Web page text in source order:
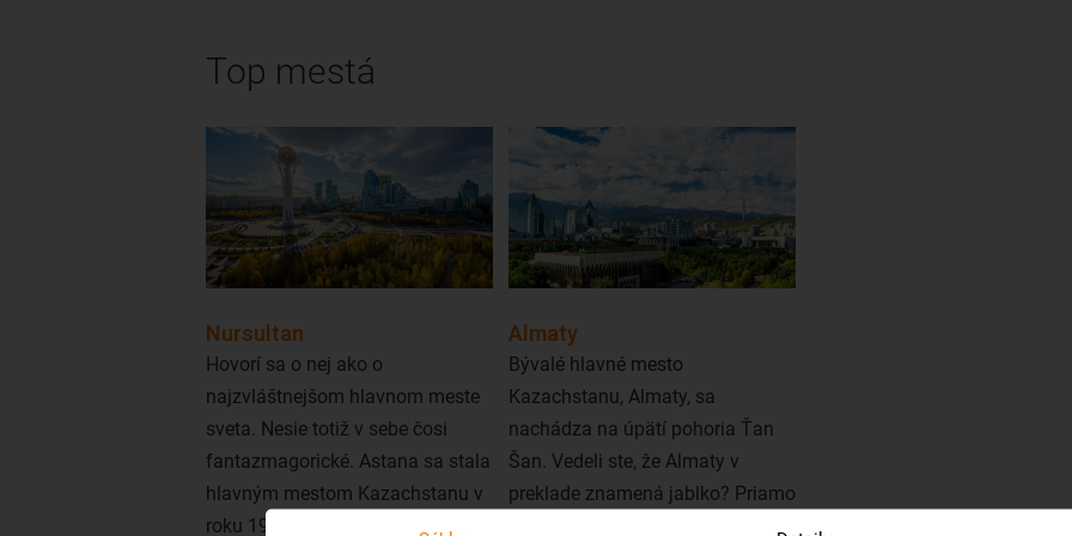
Top mestá
Nursultan
Hovorí sa o nej ako o
najzvláštnejšom hlavnom meste
sveta. Nesie totiž v sebe čosi
fantazmagorické. Astana sa stala
hlavným mestom Kazachstanu v
roku 1997, v roku 2019 sa
Almaty
Bývalé hlavné mesto
Kazachstanu, Almaty, sa
nachádza na úpätí pohoria Ťan
Šan. Vedeli ste, že Almaty v
preklade znamená jablko? Priamo